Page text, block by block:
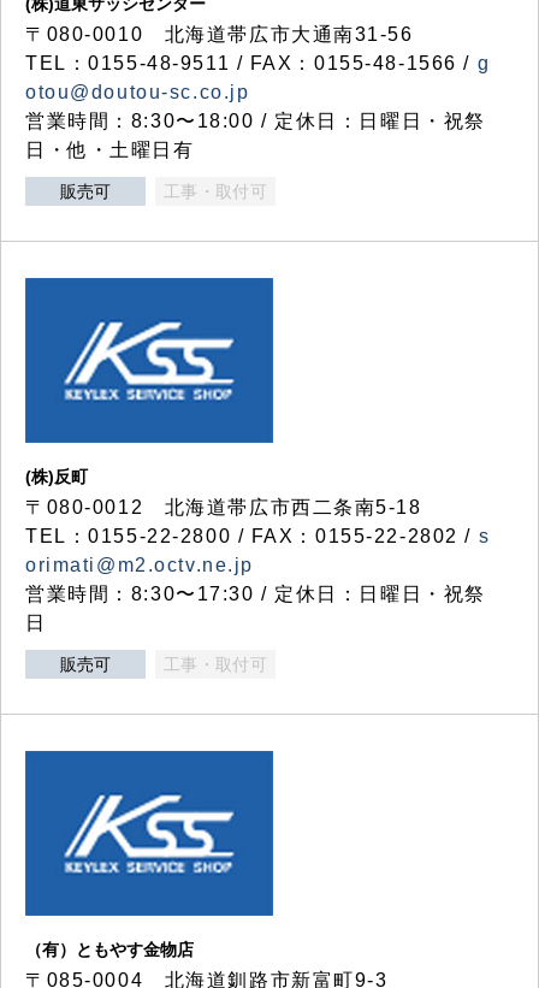
〒080-0010 北海道帯広市大通南31-56
TEL：0155-48-9511 / FAX：0155-48-1566 / g
otou@doutou-sc.co.jp
営業時間：8:30〜18:00 / 定休日：日曜日・祝祭
日・他・土曜日有
販売可 工事・取付可
(株)反町
〒080-0012 北海道帯広市西二条南5-18
TEL：0155-22-2800 / FAX：0155-22-2802 / s
orimati@m2.octv.ne.jp
営業時間：8:30〜17:30 / 定休日：日曜日・祝祭
日
販売可 工事・取付可
（有）ともやす金物店
〒085-0004 北海道釧路市新富町9-3